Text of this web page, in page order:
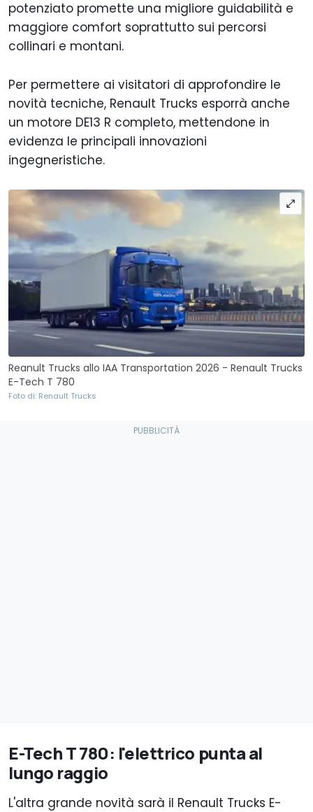
potenziato promette una migliore guidabilità e
maggiore comfort soprattutto sui percorsi
collinari e montani.
Per permettere ai visitatori di approfondire le
novità tecniche, Renault Trucks esporrà anche
un motore DE13 R completo, mettendone in
evidenza le principali innovazioni
ingegneristiche.
Reanult Trucks allo IAA Transportation 2026 - Renault Trucks
E-Tech T 780
Foto di: Renault Trucks
E-Tech T 780: l'elettrico punta al
lungo raggio
L'altra grande novità sarà il Renault Trucks E-